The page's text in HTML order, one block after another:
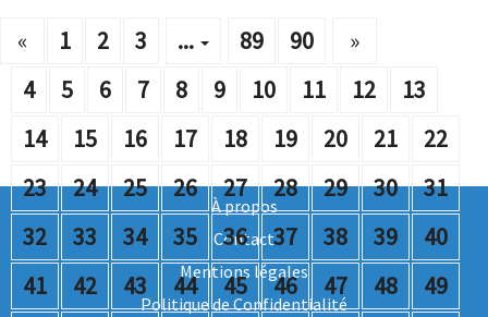
« 1 2 3
...
4
5 6 7 8 9 10 11 12
13
14
15 16 17 18 19 20 21
22
23
24 25 26 27 28 29 30
31
32
33 34 35 36 37 38 39
40
41
42 43 44 45 46 47 48
49
89 90 »
À propos
Contact
Mentions légales
Politique de Confidentialité